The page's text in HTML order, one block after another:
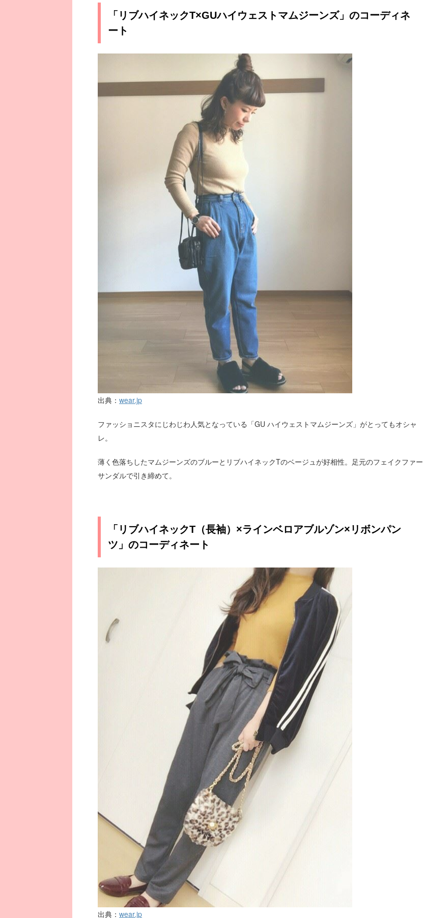
「リブハイネックT×GUハイウェストマムジーンズ」のコーディネ
ート
出典： wear.jp
ファッショニスタにじわじわ人気となっている「GU ハイウェストマムジーンズ」がとってもオシャ
レ。
薄く色落ちしたマムジーンズのブルーとリブハイネックTのベージュが好相性。足元のフェイクファー
サンダルで引き締めて。
「リブハイネックT（長袖）×ラインベロアブルゾン×リボンパン
ツ」のコーディネート
出典： wear.jp